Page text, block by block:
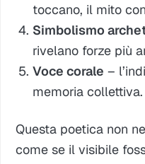
toccano, il mito
Simbolismo
rivelano forze più
Voce corale –
memoria collettiva.
Questa poetica non
come se il visibile